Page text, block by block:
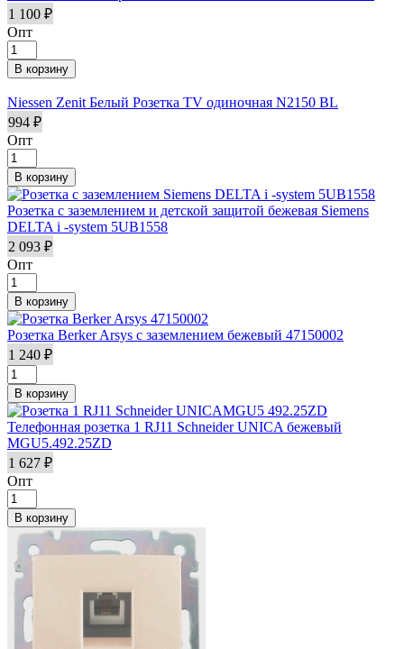
1 100 ₽
Опт
Niessen Zenit Белый Розетка TV одиночная N2150 BL
994 ₽
Опт
Розетка с заземлением и детской защитой бежевая Siemens
DELTA i -system 5UB1558
2 093 ₽
Опт
Розетка Berker Arsys с заземлением бежевый 47150002
1 240 ₽
Телефонная розетка 1 RJ11 Schneider UNICA бежевый
MGU5.492.25ZD
1 627 ₽
Опт